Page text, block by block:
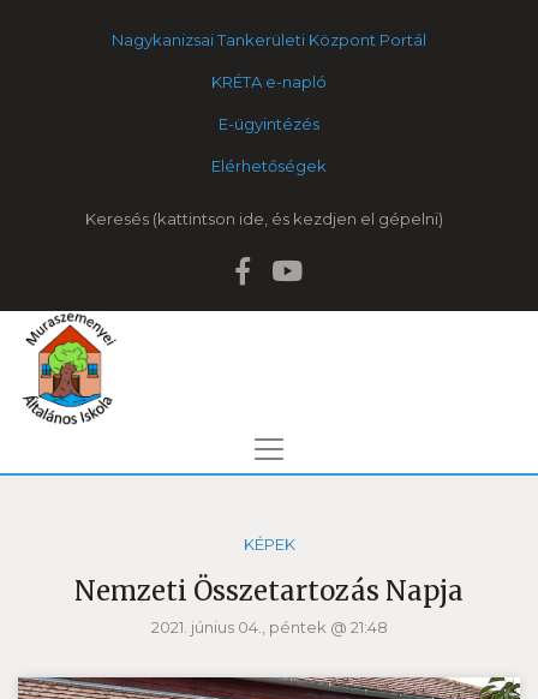
Nagykanizsai Tankerületi Központ Portál
KRÉTA e-napló
E-ügyintézés
Elérhetőségek
Keresés
KÉPEK
Nemzeti Összetartozás Napja
2021. június 04., péntek @ 21:48